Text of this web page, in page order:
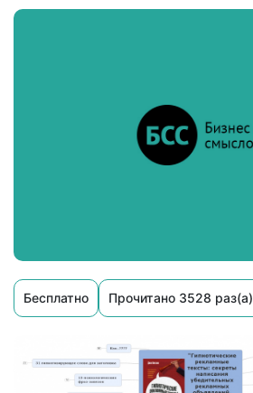
Бесплатно Прочитано 3528 раз(а)